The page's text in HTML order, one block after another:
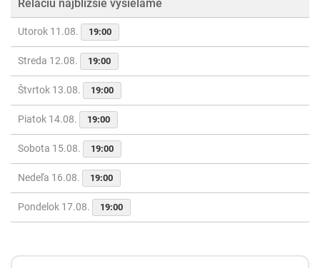
Reláciu najbližšie vysielame
Utorok 11.08. 19:00
Streda 12.08. 19:00
Štvrtok 13.08. 19:00
Piatok 14.08. 19:00
Sobota 15.08. 19:00
Nedeľa 16.08. 19:00
Pondelok 17.08. 19:00